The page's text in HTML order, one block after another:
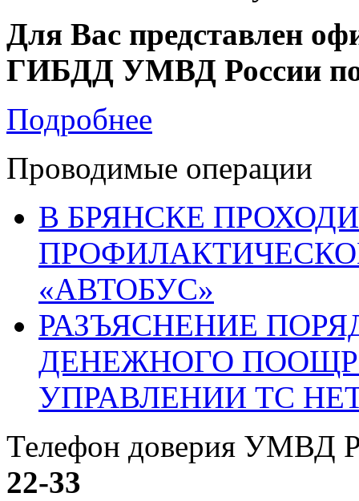
Для Вас представлен
ГИБДД УМВД России по
Подробнее
Проводимые операции
В БРЯНСКЕ
«АВТОБУС»
РАЗЪЯСНЕНИЕ
ДЕНЕЖНОГО
УПРАВЛЕНИИ ТС
Телефон доверия УМВД
22-33